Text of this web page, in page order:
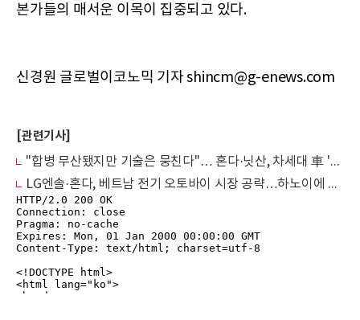
본가들의 매서운 이목이 집중되고 있다.
신경원 글로벌이코노믹 기자 shincm@g-enews.com
[관련기사]
"합병 무산됐지만 기술은 뭉친다"… 혼다·닛산, 차세대 車 '두뇌' 전격 통합
LG엔솔·혼다, 베트남 전기 오토바이 시장 공략…하노이에 배터리 교환망 구축 추진